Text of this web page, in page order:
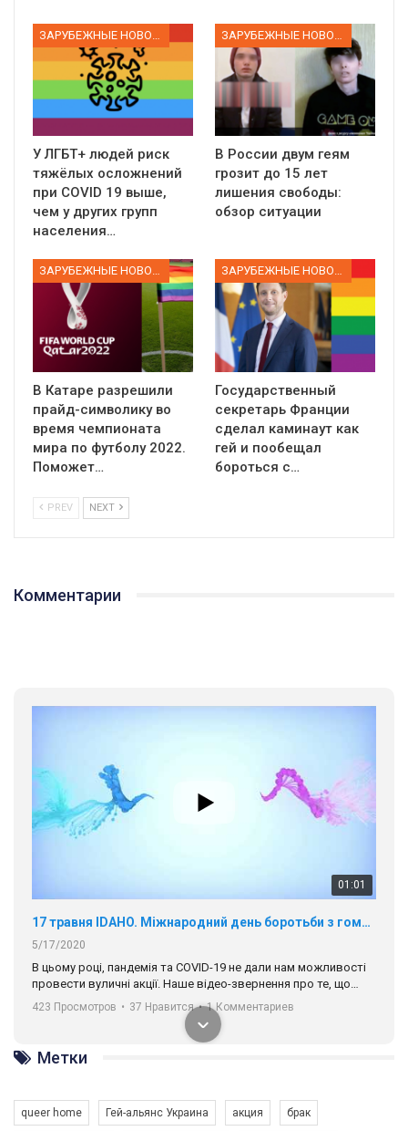
ЗАРУБЕЖНЫЕ НОВОСТИ
У ЛГБТ+ людей риск
тяжёлых осложнений
при COVID 19 выше,
чем у других групп
населения…
ЗАРУБЕЖНЫЕ НОВОСТИ
В России двум геям
грозит до 15 лет
лишения свободы:
обзор ситуации
ЗАРУБЕЖНЫЕ НОВОСТИ
В Катаре разрешили
прайд-символику во
время чемпионата
мира по футболу 2022.
Поможет…
ЗАРУБЕЖНЫЕ НОВОСТИ
Государственный
секретарь Франции
сделал каминаут как
гей и пообещал
бороться с…
PREV NEXT
Комментарии
01:01
17 травня IDAHO. Міжнародний день боротьби з гомофобією трансфобією і біфобія.
5/17/2020
В цьому році, пандемія та COVІD-19 не дали нам можливості
провести вуличні акції. Наше відео-звернення про те, що
навіть коли ми у різних містах та не можемо зустрінеться, ми
разом. Ми закликаємо всіх хто поділяє цінності рівності та
солідарності, приєднатися до нас. Регіональні підрозділи
ГАУ є в 16 областях України.
Разом наш голос лунає гучніше!
423 Просмотров • 37 Нравится • 1 Комментариев
Метки
queer home Гей-альянс Украина акция брак